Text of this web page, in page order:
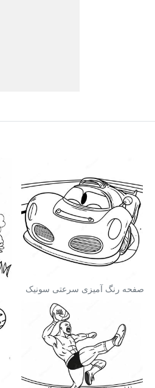
صفحه رنگ آمیزی سرعتی سونیک